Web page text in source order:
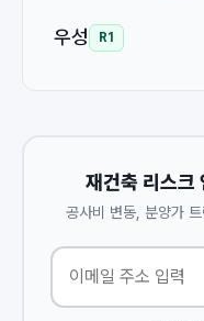
우성 R1
재건축 리스크
공사비 변동, 분양가